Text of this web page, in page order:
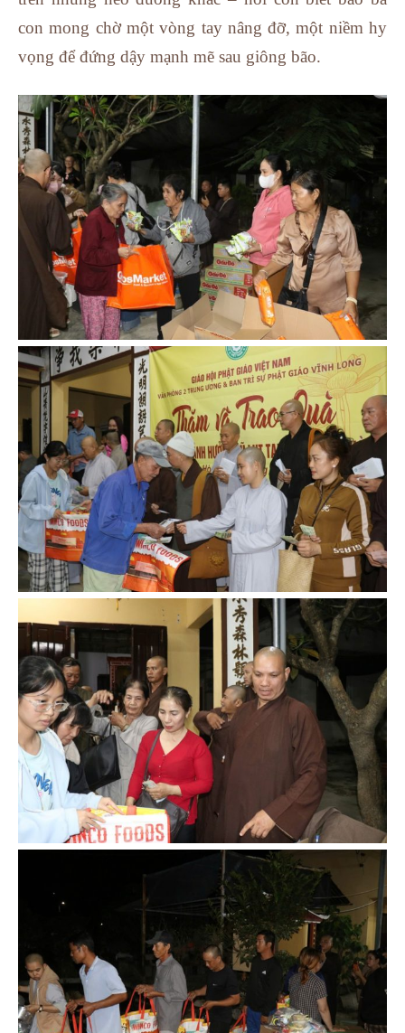
con mong chờ một vòng tay nâng đỡ, một niềm hy
vọng để đứng dậy mạnh mẽ sau giông bão.